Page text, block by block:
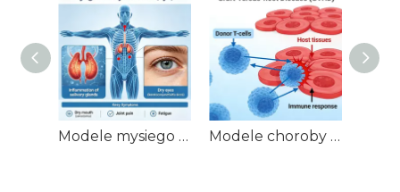
Modele mysiego zespołu Sjögrena (SjS). Modele choroby przeszczep przeciwko gospodarzowi u myszy (GVHD).